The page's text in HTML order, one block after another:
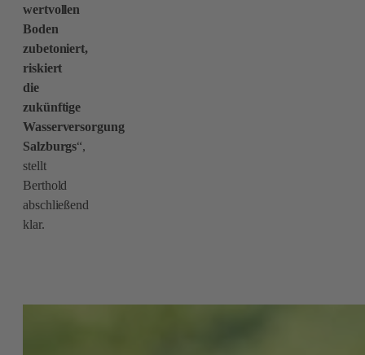
wertvollen
Boden
zubetoniert,
riskiert
die
zukünftige
Wasserversorgung
Salzburgs“,
stellt
Berthold
abschließend
klar.